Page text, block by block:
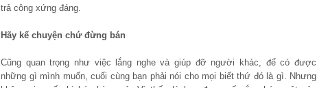
trả công xứng đáng.
Hãy kể chuyện chứ đừng bán
Cũng quan trọng như việc lắng nghe và giúp đỡ người khác, để có được
những gì mình muốn, cuối cùng bạn phải nói cho mọi biết thứ đó là gì. Nhưng